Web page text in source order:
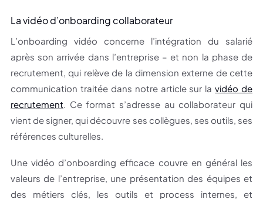
La vidéo d’onboarding collaborateur
L’onboarding vidéo concerne l’intégration du salarié
après son arrivée dans l’entreprise – et non la phase de
recrutement, qui relève de la dimension externe de cette
communication traitée dans notre article sur lavidéo de
recrutement. Ce format s’adresse au collaborateur qui
vient de signer, qui découvre ses collègues, ses outils, ses
références culturelles.
Une vidéo d’onboarding efficace couvre en général les
valeurs de l’entreprise, une présentation des équipes et
des métiers clés, les outils et process internes, et